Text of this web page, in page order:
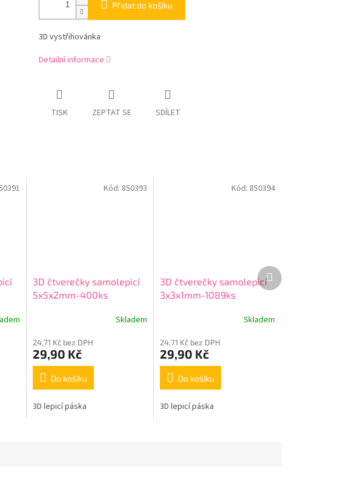
Přidat do košíku
3D vystřihovánka
Detailní informace
TISK ZEPTAT SE SDÍLET
3D čtverečky samolepicí
5x5x2mm-400ks
Skladem
24,71 Kč bez DPH
29,90 Kč
Do košíku
3D lepicí páska
Kód: 850393
3D čtverečky samolepicí
3x3x1mm-1089ks
Skladem
24,71 Kč bez DPH
29,90 Kč
Do košíku
3D lepicí páska
Kód: 850394
Další
produkt